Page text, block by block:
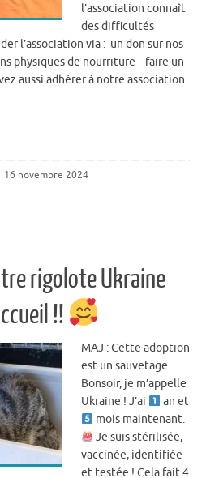
l’association connaît
des difficultés
l’association via : un don sur nos
physiques de nourriture faire un
aussi adhérer à notre association
16 novembre 2024
rigolote Ukraine
!!
MAJ : Cette adoption
est un sauvetage.
Bonsoir, je m’appelle
Ukraine ! J’ai
an et
mois maintenant.
Je suis stérilisée,
vaccinée, identifiée
et testée ! Cela fait 4